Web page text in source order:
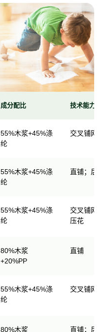
成分配比 技术能力
55%木浆+45%涤
纶
交叉铺网
55%木浆+45%涤
纶
直铺；后
55%木浆+45%涤
纶
交叉铺网
压花
80%木浆
+20%PP
直铺
55%木浆+45%涤
纶
交叉铺网
80%木浆 直铺；后